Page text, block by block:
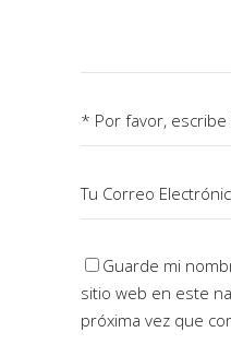
Guarde mi
sitio web en este
próxima vez que